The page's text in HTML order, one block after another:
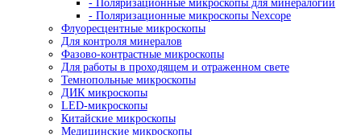
Захваты разрывной машины
Испытательные машины на изгиб
Испытательные машины на растяжение
Испытательные машины на сжатие
Машины для испытаний на ползучесть и
прочность
Машины для испытаний на усталость
Машины для статических испытаний
Настольные испытательные машины